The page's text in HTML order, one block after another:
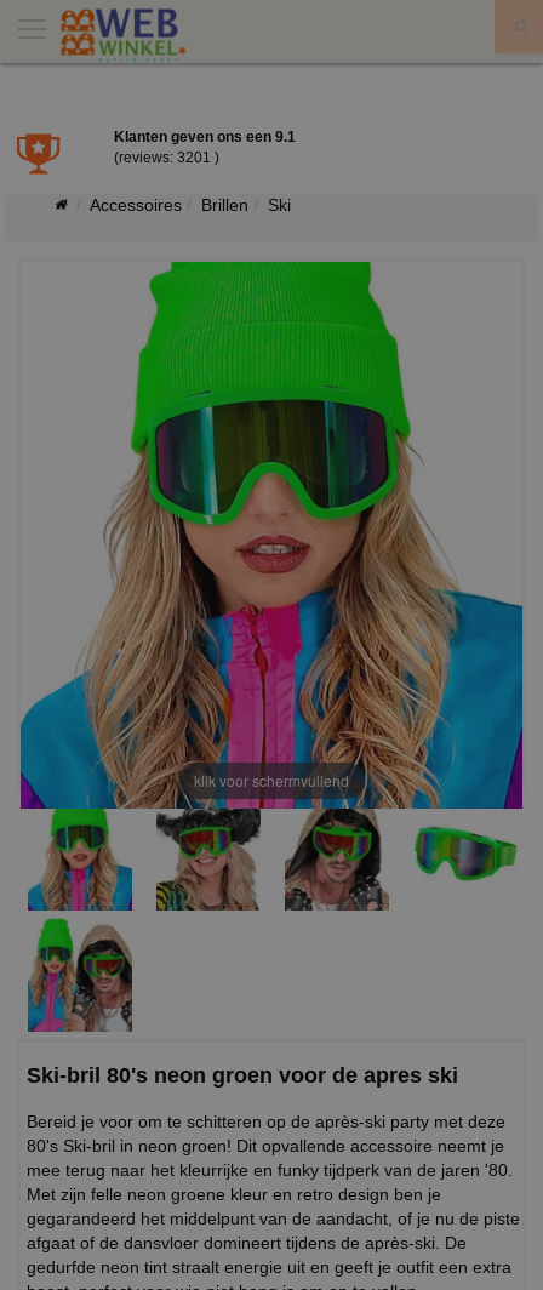
Klanten geven ons een 9.1
(reviews: 3201 )
Accessoires Brillen Ski
klik voor schermvullend
Ski-bril 80's neon groen voor de apres ski
Bereid je voor om te schitteren op de après-ski party met deze
80's Ski-bril in neon groen! Dit opvallende accessoire neemt je
mee terug naar het kleurrijke en funky tijdperk van de jaren '80.
Met zijn felle neon groene kleur en retro design ben je
gegarandeerd het middelpunt van de aandacht, of je nu de piste
afgaat of de dansvloer domineert tijdens de après-ski. De
gedurfde neon tint straalt energie uit en geeft je outfit een extra